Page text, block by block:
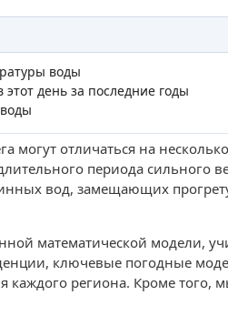
воды
день за последние годы
могут отличаться на
периода сильного
вод, замещающих
математической модели,
ключевые погодные
каждого региона. Кроме того,